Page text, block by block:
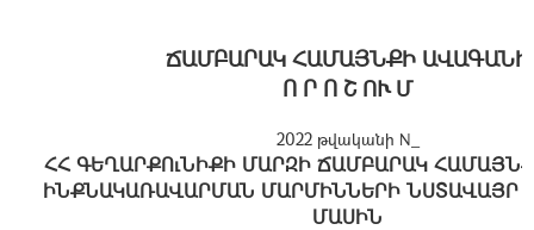
ՃԱՄԲԱՐԱԿ ՀԱՄԱՅՆՔԻ ԱՎԱԳԱՆԻ
Ո Ր Ո Շ ՈՒ Մ
2022 թվականի N_
ՀՀ ԳԵՂԱՐՔՈւՆԻՔԻ ՄԱՐԶԻ ՃԱՄԲԱՐԱԿ
ԻՆՔՆԱԿԱՌԱՎԱՐՄԱՆ ՄԱՐՄԻՆՆԵՐԻ ՆՍՏԱՎԱՅՐ
ՄԱՍԻՆ